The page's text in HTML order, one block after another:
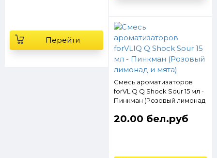
Перейти
Смесь ароматизаторов
forVLIQ Q Shock Sour 15 мл -
Пинкман (Розовый лимонад
20.00 бел.руб